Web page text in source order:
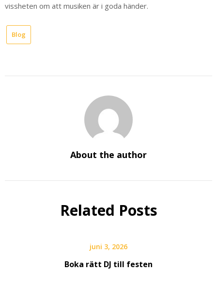
vissheten om att musiken är i goda händer.
Blog
About the author
Related Posts
juni 3, 2026
Boka rätt DJ till festen